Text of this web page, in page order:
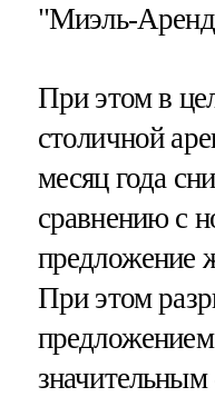
"Миэль-
При этом в
столичной
месяц года
сравнению с
предложение
При этом